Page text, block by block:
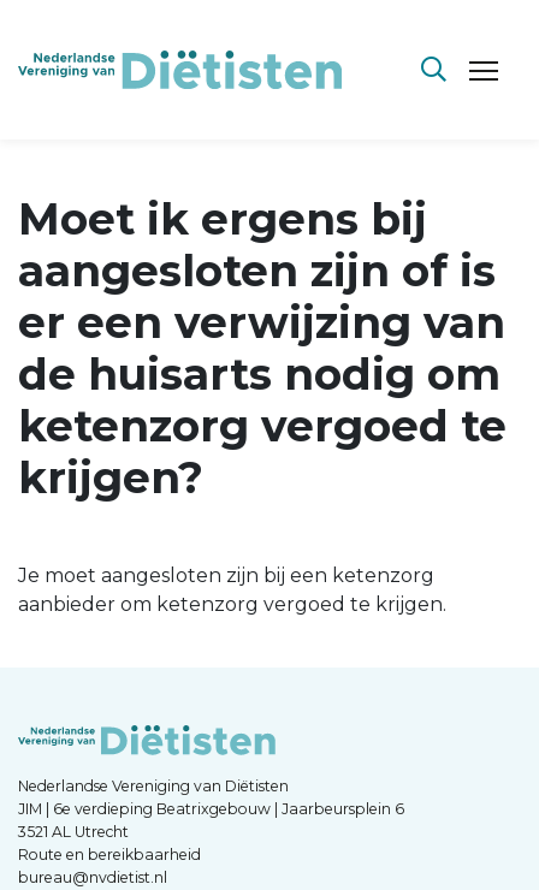
Moet ik ergens bij
aangesloten zijn of is
er een verwijzing van
de huisarts nodig om
ketenzorg vergoed te
krijgen?
Je moet aangesloten zijn bij een ketenzorg
aanbieder om ketenzorg vergoed te krijgen.
Nederlandse Vereniging van Diëtisten
JIM | 6e verdieping Beatrixgebouw | Jaarbeursplein 6
3521 AL Utrecht
Route en bereikbaarheid
bureau@nvdietist.nl